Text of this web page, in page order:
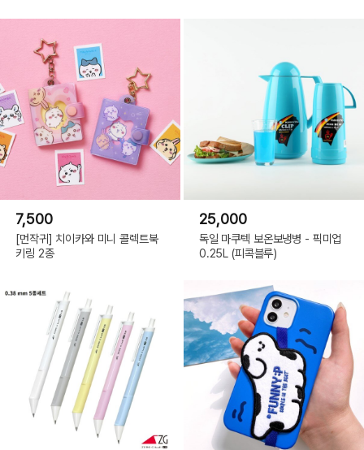
7,500
[먼작귀] 치이카와 미니 콜렉트북
키링 2종
25,000
독일 마쿠텍 보온보냉병 - 픽미업
0.25L (피콕블루)